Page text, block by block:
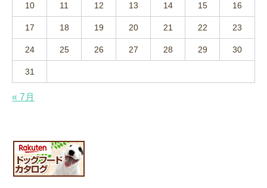
10 11 12 13 14 15 16
17 18 19 20 21 22 23
24 25 26 27 28 29 30
31
« 7月